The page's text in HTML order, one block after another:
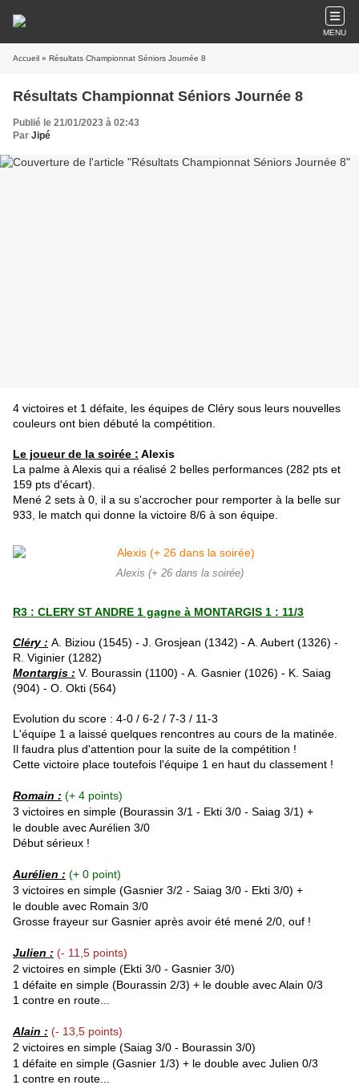
MENU
Accueil » Résultats Championnat Séniors Journée 8
Résultats Championnat Séniors Journée 8
Publié le 21/01/2023 à 02:43
Par Jipé
4 victoires et 1 défaite, les équipes de Cléry sous leurs nouvelles
couleurs ont bien débuté la compétition.
Le joueur de la soirée : Alexis
La palme à Alexis qui a réalisé 2 belles performances (282 pts et
159 pts d'écart).
Mené 2 sets à 0, il a su s'accrocher pour remporter à la belle sur
933, le match qui donne la victoire 8/6 à son équipe.
Alexis (+ 26 dans la soirée)
R3 : CLERY ST ANDRE 1 gagne à MONTARGIS 1 : 11/3
Cléry : A. Biziou (1545) - J. Grosjean (1342) - A. Aubert (1326) -
R. Viginier (1282)
Montargis : V. Bourassin (1100) - A. Gasnier (1026) - K. Saiag
(904) - O. Okti (564)
Evolution du score : 4-0 / 6-2 / 7-3 / 11-3
L'équipe 1 a laissé quelques rencontres au cours de la matinée.
Il faudra plus d'attention pour la suite de la compétition !
Cette victoire place toutefois l'équipe 1 en haut du classement !
Romain : (+ 4 points)
3 victoires en simple (Bourassin 3/1 - Ekti 3/0 - Saiag 3/1) +
le double avec Aurélien 3/0
Début sérieux !
Aurélien : (+ 0 point)
3 victoires en simple (Gasnier 3/2 - Saiag 3/0 - Ekti 3/0) +
le double avec Romain 3/0
Grosse frayeur sur Gasnier après avoir été mené 2/0, ouf !
Julien : (- 11,5 points)
2 victoires en simple (Ekti 3/0 - Gasnier 3/0)
1 défaite en simple (Bourassin 2/3) + le double avec Alain 0/3
1 contre en route...
Alain : (- 13,5 points)
2 victoires en simple (Saiag 3/0 - Bourassin 3/0)
1 défaite en simple (Gasnier 1/3) + le double avec Julien 0/3
1 contre en route...